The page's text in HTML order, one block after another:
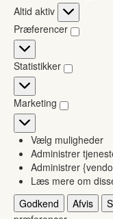
Funktionsdygtig
Altid aktiv
Præferencer
Præferencer
Statistikker
Statistikker
Marketing
Marketing
Vælg muligheder
Administrer
Administrer
Læs mere om
Godkend
Afvis